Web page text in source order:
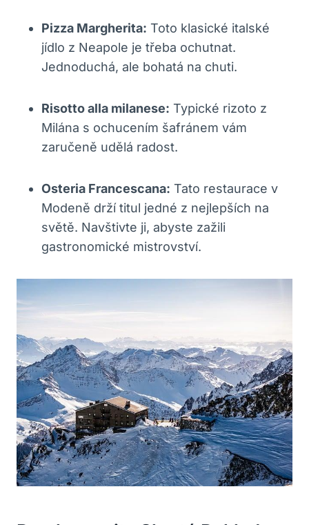
Pizza Margherita: Toto klasické italské
jídlo z Neapole je třeba ochutnat.
Jednoduchá, ale bohatá na chuti.
Risotto alla milanese: Typické rizoto z
Milána s ochucením šafránem vám
zaručeně udělá radost.
Osteria Francescana: Tato restaurace v
Modeně drží titul jedné z nejlepších na
světě. Navštivte ji, abyste zažili
gastronomické mistrovství.